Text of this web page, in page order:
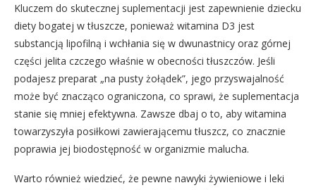
Kluczem do skutecznej suplementacji jest zapewnienie dziecku
diety bogatej w tłuszcze, ponieważ witamina D3 jest
substancją lipofilną i wchłania się w dwunastnicy oraz górnej
części jelita czczego właśnie w obecności tłuszczów. Jeśli
podajesz preparat „na pusty żołądek”, jego przyswajalność
może być znacząco ograniczona, co sprawi, że suplementacja
stanie się mniej efektywna. Zawsze dbaj o to, aby witamina
towarzyszyła posiłkowi zawierającemu tłuszcz, co znacznie
poprawia jej biodostępność w organizmie malucha.
Warto również wiedzieć, że pewne nawyki żywieniowe i leki